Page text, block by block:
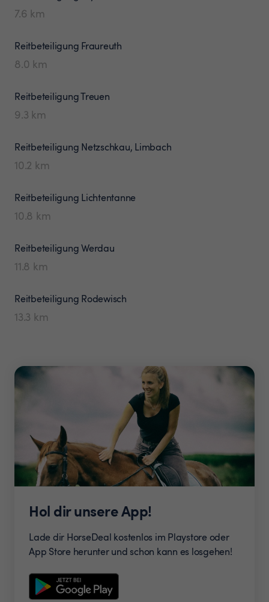
7.6 km
Reitbeteiligung Fraureuth
8.0 km
ReitbeteiligungTreuen
9.3 km
Reitbeteiligung Netzschkau, Limbach
10.2 km
Reitbeteiligung Lichtentanne
10.8 km
ReitbeteiligungWerdau
11.8 km
Reitbeteiligung Rodewisch
13.3 km
Hol dir unsere App!
Lade dir HorseDeal kostenlos im Playstore oder
App Store herunter und schon kann es losgehen!